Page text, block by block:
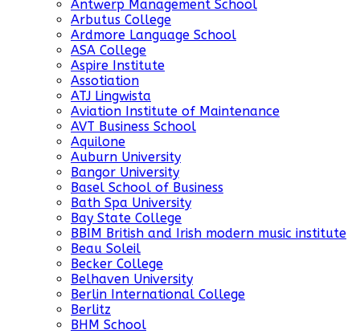
Antwerp Management School
Arbutus College
Ardmore Language School
ASA College
Aspire Institute
Assotiation
ATJ Lingwista
Aviation Institute of Maintenance
AVT Business School
Aquilone
Auburn University
Bangor University
Basel School of Business
Bath Spa University
Bay State College
BBIM British and Irish modern music institute
Beau Soleil
Becker College
Belhaven University
Berlin International College
Berlitz
BHM School